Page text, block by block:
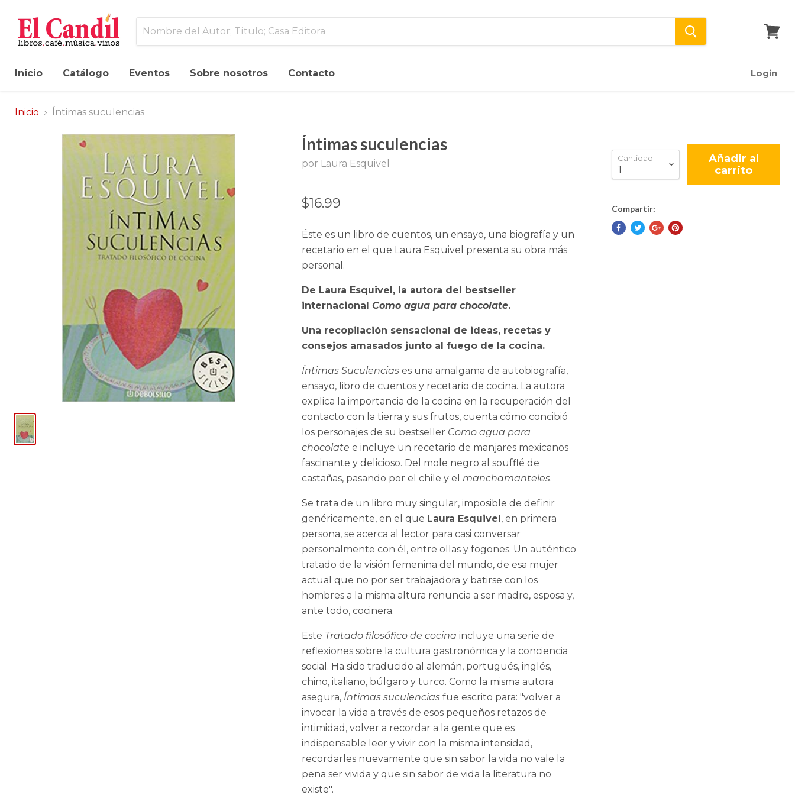
Inicio
Catálogo Eventos Sobre nosotros Contacto Login
Inicio Íntimas suculencias
Íntimas suculencias
por Laura Esquivel
$16.99
Éste es un libro de cuentos, un ensayo, una biografía y un
recetario en el que Laura Esquivel presenta su obra más
personal.
De Laura Esquivel, la autora del bestseller
internacional Como agua para chocolate.
Una recopilación sensacional de ideas, recetas y
consejos amasados junto al fuego de la cocina.
Íntimas Suculencias es una amalgama de autobiografía,
ensayo, libro de cuentos y recetario de cocina. La autora
explica la importancia de la cocina en la recuperación del
contacto con la tierra y sus frutos, cuenta cómo concibió
los personajes de su bestseller Como agua para
chocolate e incluye un recetario de manjares mexicanos
fascinante y delicioso. Del mole negro al soufflé de
castañas, pasando por el chile y el manchamanteles.
Se trata de un libro muy singular, imposible de definir
genéricamente, en el que Laura Esquivel, en primera
persona, se acerca al lector para casi conversar
personalmente con él, entre ollas y fogones. Un auténtico
tratado de la visión femenina del mundo, de esa mujer
actual que no por ser trabajadora y batirse con los
hombres a la misma altura renuncia a ser madre, esposa y,
ante todo, cocinera.
Este Tratado filosófico de cocina incluye una serie de
reflexiones sobre la cultura gastronómica y la conciencia
social. Ha sido traducido al alemán, portugués, inglés,
chino, italiano, búlgaro y turco. Como la misma autora
asegura, Íntimas suculencias fue escrito para: "volver a
invocar la vida a través de esos pequeños retazos de
intimidad, volver a recordar a la gente que es
indispensable leer y vivir con la misma intensidad,
recordarles nuevamente que sin sabor la vida no vale la
pena ser vivida y que sin sabor de vida la literatura no
existe".
Cantidad
Añadir al
carrito
Compartir: